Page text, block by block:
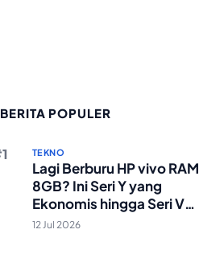
BERITA POPULER
TEKNO
Lagi Berburu HP vivo RAM
8GB? Ini Seri Y yang
Ekonomis hingga Seri V
Berstandar Militer!
12 Jul 2026